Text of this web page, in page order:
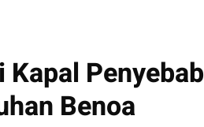
Penyebab
Benoa